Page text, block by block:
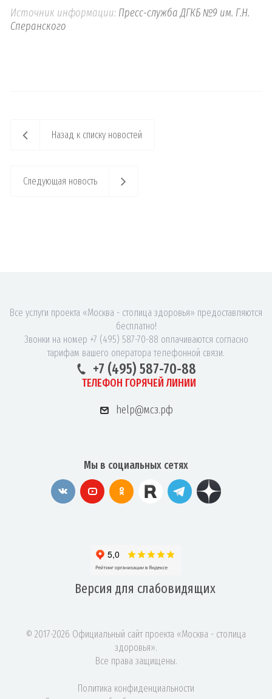
Источник информации: Пресс-служба ДГКБ №9 им. Г.Н.
Сперанского
Назад к списку новостей
Следующая новость
Все услуги проекта «Москва - столица здоровья» предоставляются
бесплатно!
Звонки на номер +7 (495) 587-70-88 оплачиваются согласно
тарифам вашего оператора телефонной связи.
+7 (495) 587-70-88
ТЕЛЕФОН ГОРЯЧЕЙ ЛИНИИ
help@мсз.рф
Мы в социальных сетях
Версия для слабовидящих
© 2017-2026 Официальный сайт проекта «Москва - столица
здоровья».
Все права защищены.
Политика конфиденциальности